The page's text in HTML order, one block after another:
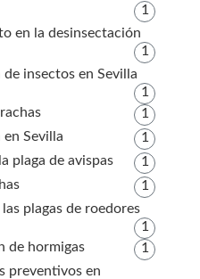
1
en la desinsectación
1
insectos en Sevilla
1
1
Sevilla
1
plaga de avispas
1
1
plagas de roedores
1
de hormigas
1
preventivos en